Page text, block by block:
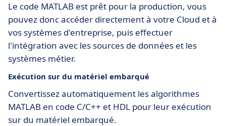
Le code MATLAB est prêt pour la production, vous
pouvez donc accéder directement à votre Cloud et à
vos systèmes d'entreprise, puis effectuer
l'intégration avec les sources de données et les
systèmes métier.
Exécution sur du matériel embarqué
Convertissez automatiquement les algorithmes
MATLAB en code C/C++ et HDL pour leur exécution
sur du matériel embarqué.